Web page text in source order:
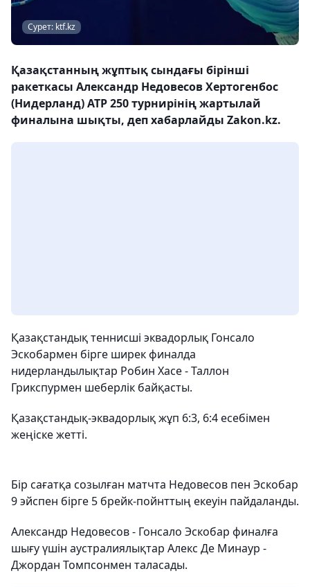
Сурет: ktf.kz
Қазақстанның жұптық сындағы бірінші
ракеткасы Александр Недовесов Хертогенбос
(Нидерланд) ATP 250 турнирінің жартылай
финалына шықты, деп хабарлайды Zakon.kz.
Қазақстандық теннисші эквадорлық Гонсало
Эскобармен бірге ширек финалда
нидерландылықтар Робин Хасе - Таллон
Грикспурмен шеберлік байқасты.
Қазақстандық-эквадорлық жұп 6:3, 6:4 есебімен
жеңіске жетті.
Бір сағатқа созылған матчта Недовесов пен Эскобар
9 эйспен бірге 5 брейк-пойнттың екеуін пайдаланды.
Александр Недовесов - Гонсало Эскобар финалға
шығу үшін аустралиялықтар Алекс Де Минаур -
Джордан Томпсонмен таласады.